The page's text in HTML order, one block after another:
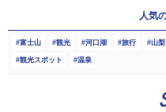
人気
富士山 観光 河口湖 旅行 山梨
観光スポット 温泉